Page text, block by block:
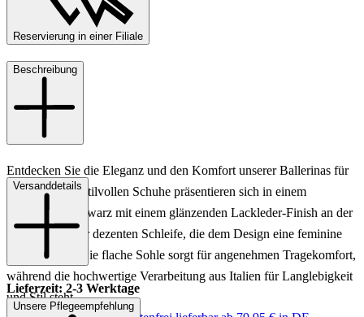
Reservierung in einer Filiale
Beschreibung
Entdecken Sie die Eleganz und den Komfort unserer Ballerinas für
Damen. Diese stilvollen Schuhe präsentieren sich in einem
klassischen Schwarz mit einem glänzenden Lackleder-Finish an der
Spitze und einer dezenten Schleife, die dem Design eine feminine
Note verleiht. Die flache Sohle sorgt für angenehmen Tragekomfort,
während die hochwertige Verarbeitung aus Italien für Langlebigkeit
und Stil steht.
Versanddetails
Lieferzeit: 2-3 Werktage
Unsere Pflegeempfehlung